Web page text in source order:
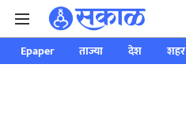
Epaper ताज्या देश शहर